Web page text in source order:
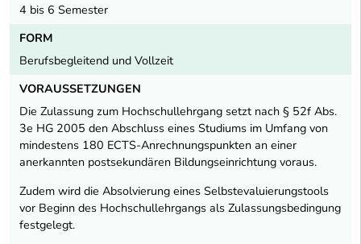
4 bis 6 Semester
FORM
Berufsbegleitend und Vollzeit
VORAUSSETZUNGEN
Die Zulassung zum Hochschullehrgang setzt nach § 52f Abs.
3e HG 2005 den Abschluss eines Studiums im Umfang von
mindestens 180 ECTS-Anrechnungspunkten an einer
anerkannten postsekundären Bildungseinrichtung voraus.
Zudem wird die Absolvierung eines Selbstevaluierungstools
vor Beginn des Hochschullehrgangs als Zulassungsbedingung
festgelegt.